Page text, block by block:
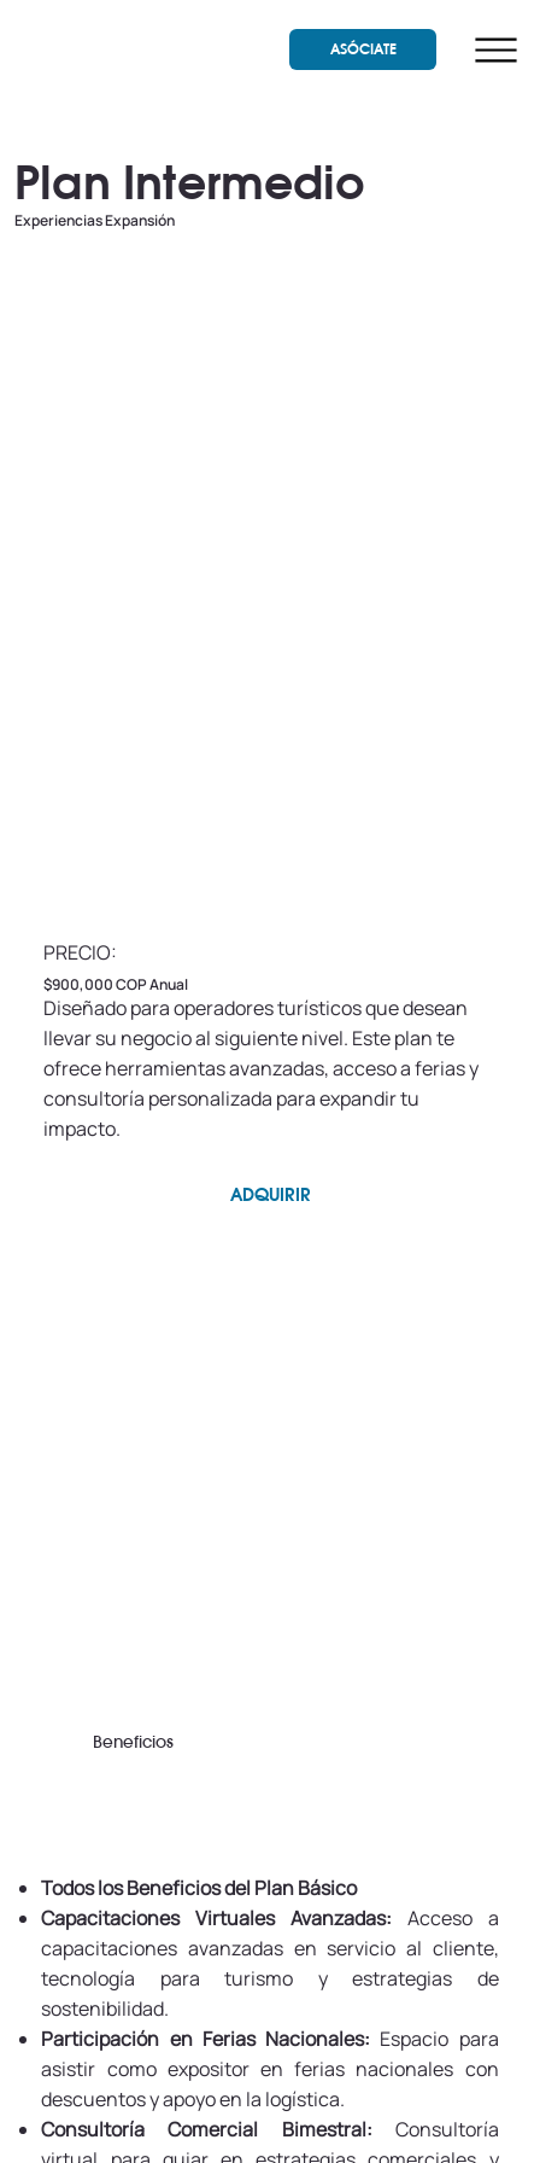
ASÓCIATE
Plan Intermedio
Experiencias Expansión
PRECIO:
$900,000 COP Anual
Diseñado para operadores turísticos que desean
llevar su negocio al siguiente nivel. Este plan te
ofrece herramientas avanzadas, acceso a ferias y
consultoría personalizada para expandir tu
impacto.
ADQUIRIR
Beneficios
Todos los Beneficios del Plan Básico
Capacitaciones Virtuales Avanzadas: Acceso a
capacitaciones avanzadas en servicio al cliente,
tecnología para turismo y estrategias de
sostenibilidad.
Participación en Ferias Nacionales: Espacio para
asistir como expositor en ferias nacionales con
descuentos y apoyo en la logística.
Consultoría Comercial Bimestral: Consultoría